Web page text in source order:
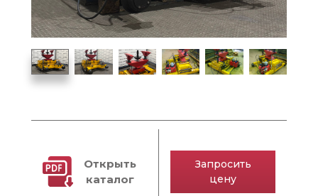
Открыть
каталог
Запросить
цену